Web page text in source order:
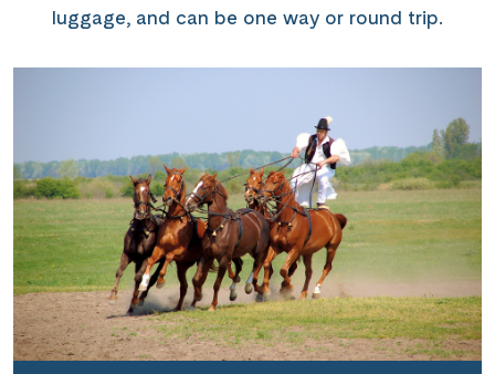
luggage, and can be one way or round trip.